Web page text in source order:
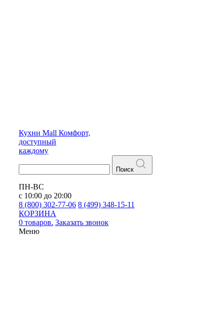
Кухни Mall Комфорт,
доступный
каждому
Поиск
ПН-ВС
с 10:00 до 20:00
8 (800) 302-77-06 8 (499) 348-15-11
КОРЗИНА
0 товаров. Заказать звонок
Меню